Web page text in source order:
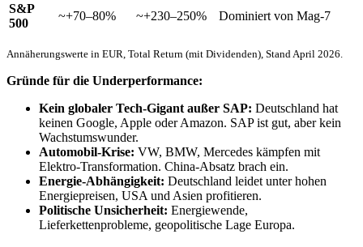
S&P
500
~+70–80% ~+230–250% Dominiert von Mag-7
Annäherungswerte in EUR, Total Return (mit Dividenden), Stand April 2026.
Gründe für die Underperformance:
Kein globaler Tech-Gigant außer SAP: Deutschland hat
keinen Google, Apple oder Amazon. SAP ist gut, aber kein
Wachstumswunder.
Automobil-Krise: VW, BMW, Mercedes kämpfen mit
Elektro-Transformation. China-Absatz brach ein.
Energie-Abhängigkeit: Deutschland leidet unter hohen
Energiepreisen, USA und Asien profitieren.
Politische Unsicherheit: Energiewende,
Lieferkettenprobleme, geopolitische Lage Europa.